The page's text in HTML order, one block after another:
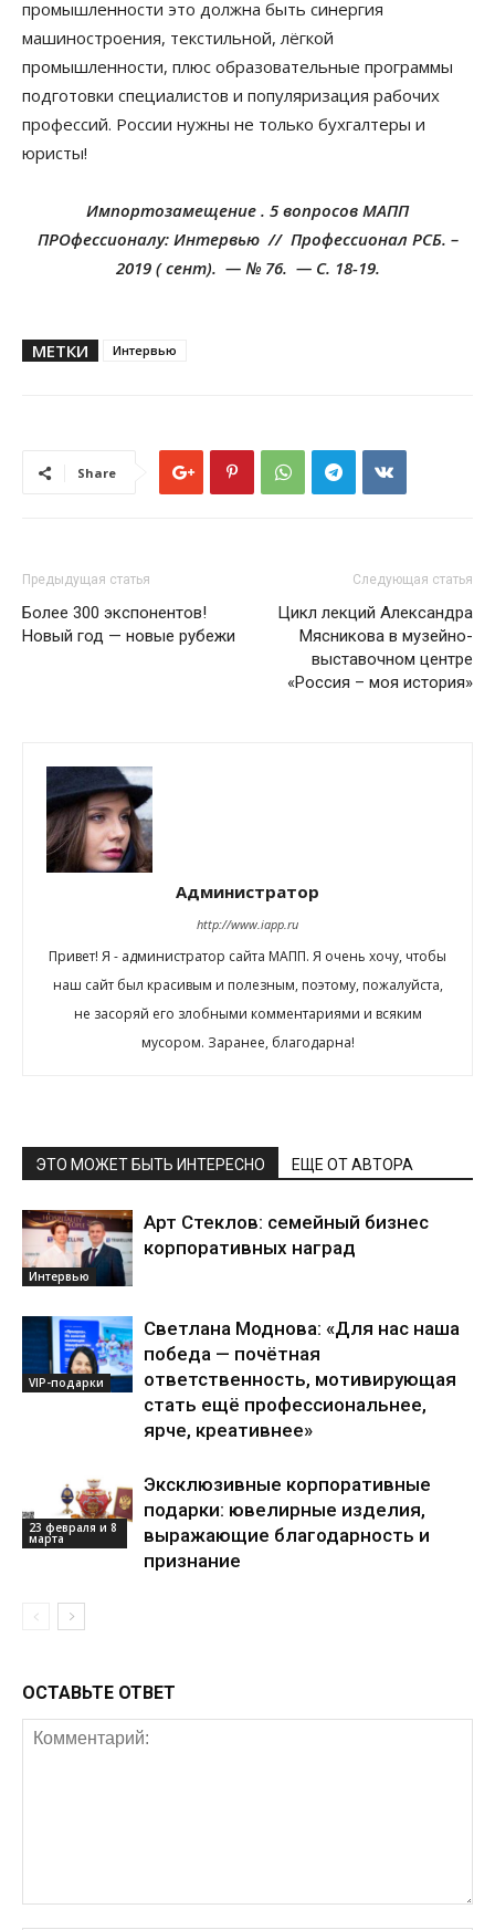
промышленности это должна быть синергия
машиностроения, текстильной, лёгкой
промышленности, плюс образовательные программы
подготовки специалистов и популяризация рабочих
профессий. России нужны не только бухгалтеры и
юристы!
Импортозамещение . 5 вопросов МАПП
ПРОфессионалу: Интервью // Профессионал РСБ. –
2019 ( сент). — № 76. — С. 18-19.
МЕТКИ Интервью
Share
Предыдущая статья
Более 300 экспонентов!
Новый год — новые рубежи
Следующая статья
Цикл лекций Александра
Мясникова в музейно-
выставочном центре
«Россия – моя история»
Администратор
http://www.iapp.ru
Привет! Я - администратор сайта МАПП. Я очень хочу, чтобы
наш сайт был красивым и полезным, поэтому, пожалуйста,
не засоряй его злобными комментариями и всяким
мусором. Заранее, благодарна!
ЭТО МОЖЕТ БЫТЬ ИНТЕРЕСНО ЕЩЕ ОТ АВТОРА
Интервью
Арт Стеклов: семейный бизнес
корпоративных наград
VIP-подарки
Светлана Моднова: «Для нас наша
победа — почётная
ответственность, мотивирующая
стать ещё профессиональнее,
ярче, креативнее»
23 февраля и 8
марта
Эксклюзивные корпоративные
подарки: ювелирные изделия,
выражающие благодарность и
признание
ОСТАВЬТЕ ОТВЕТ